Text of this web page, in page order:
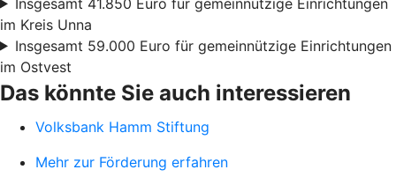
im Kreis Unna
Insgesamt 59.000 Euro für gemeinnützige Einrichtungen
im Ostvest
Das könnte Sie auch interessieren
Volksbank Hamm Stiftung
Mehr zur Förderung erfahren